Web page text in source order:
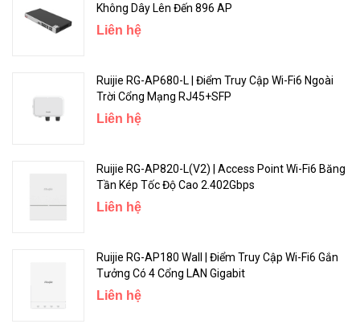
Thông số kỹ thuật của sản phẩm :
10/100/1000BASE-T.
48 cổng 10/100/1000BASE-T.
4 cổng SFP+ 10Gbps BASE-X.
Không Dây Lên Đến 896 AP
Liên hệ
Ruijie RG-AP680-L | Điểm Truy Cập Wi-Fi6 Ngoài
Trời Cổng Mạng RJ45+SFP
Liên hệ
Ruijie RG-AP820-L(V2) | Access Point Wi-Fi6 Băng
Tần Kép Tốc Độ Cao 2.402Gbps
Liên hệ
Ruijie RG-AP180 Wall | Điểm Truy Cập Wi-Fi6 Gắn
Tưởng Có 4 Cổng LAN Gigabit
Liên hệ